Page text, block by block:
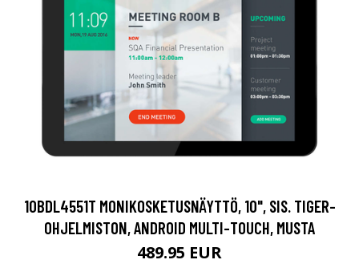
10BDL4551T MONIKOSKETUSNÄYTTÖ, 10", SIS. TIGER-
OHJELMISTON, ANDROID MULTI-TOUCH, MUSTA
489.95 EUR